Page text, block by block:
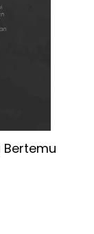
Bertemu